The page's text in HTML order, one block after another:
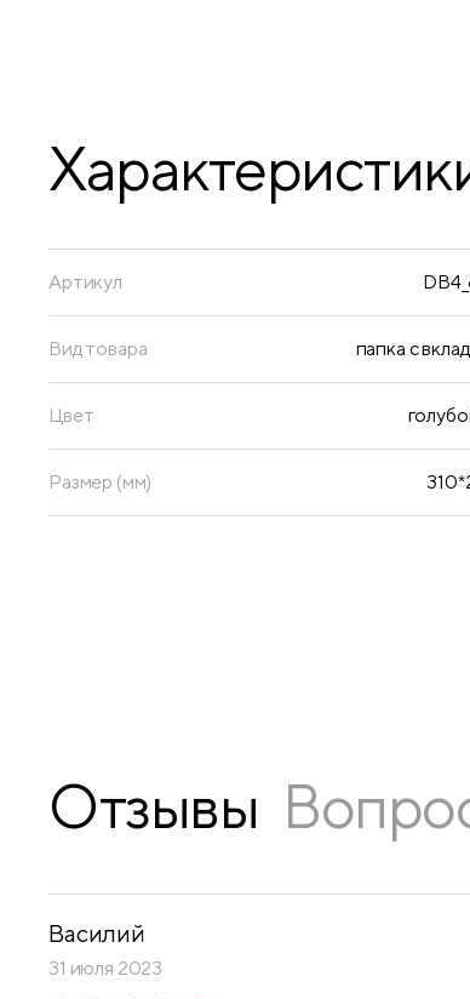
Артикул
Вид товара папка с
Цвет
Размер (мм)
Отзывы
Василий
31 июля 2023